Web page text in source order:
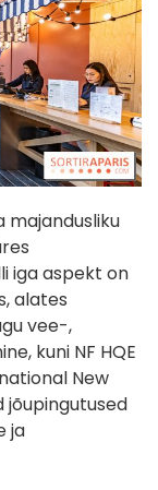
majandusliku
iga aspekt on
alates
vee-,
kuni NF HQE
New
jõupingutused
ja